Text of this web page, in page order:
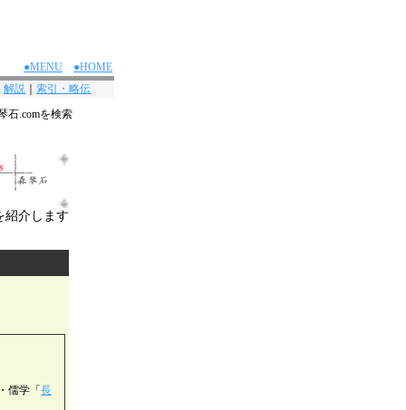
●MENU
●HOME
解説
索引・略伝
石.comを検索
紹介します
儒学「 長